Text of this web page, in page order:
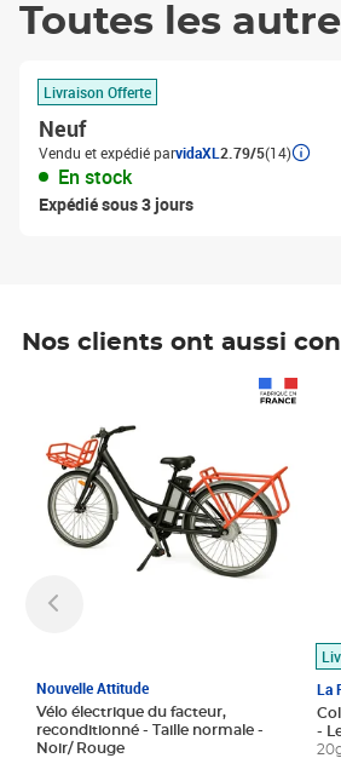
Toutes les
Livraison Offerte
Neuf
Vendu et expédié parvidaXL 2.79/5(14)
En stock
Expédié sous 3 jours
Nos clients ont aussi
Nouvelle Attitude
Vélo électrique du facteur,
reconditionné - Taille normale -
Noir/ Rouge
La
-